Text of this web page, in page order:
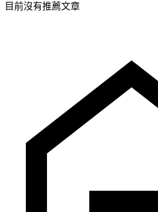
目前沒有推薦文章